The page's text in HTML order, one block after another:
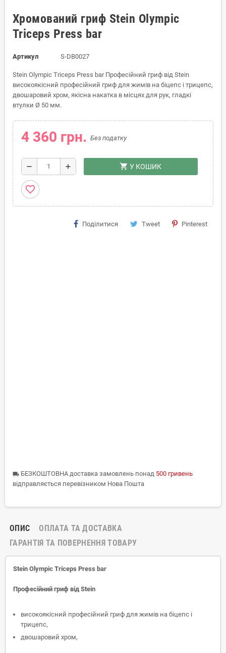
Хромований гриф Stein Оlympic
Triceps Press bar
Артикул S-DB0027
Stein Оlympic Triceps Press bar Професійний гриф від Stein
високоякісний професійний гриф для жимів на біцепс і трицепс,
двошаровий хром, якісна накатка в місцях для рук, гладкі
втулки Ø 50 мм.
4 360 грн. Без податку
remove add shopping_cart У КОШИК
favorite_border
Поділитися Tweet Pinterest
local_shipping БЕЗКОШТОВНА доставка замовлень понад 500 гривень
відправляється перевізником Нова Пошта
ОПИС
ОПЛАТА ТА ДОСТАВКА
ГАРАНТІЯ ТА ПОВЕРНЕННЯ ТОВАРУ
Stein Оlympic Triceps Press bar
Професійний гриф від Stein
високоякісний професійний гриф для жимів на біцепс і
трицепс,
двошаровий хром,